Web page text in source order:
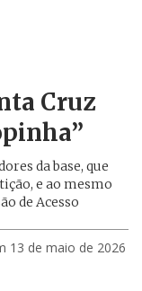
Cruz
da base, que
e ao mesmo
de Acesso
13 de maio de 2026